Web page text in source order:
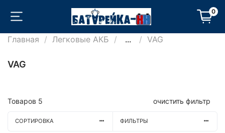
0
Главная Легковые АКБ ... VAG
VAG
Товаров 5 очистить фильтр
СОРТИРОВКА ФИЛЬТРЫ